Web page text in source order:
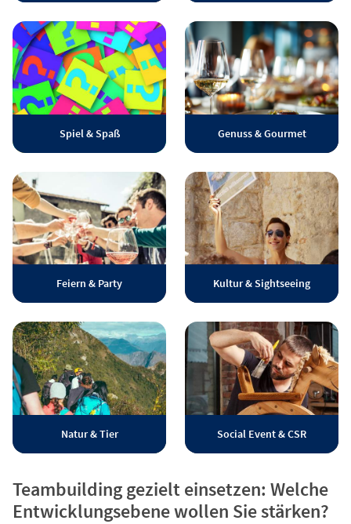
Spiel & Spaß Genuss & Gourmet
Feiern & Party Kultur & Sightseeing
Natur & Tier Social Event & CSR
Teambuilding gezielt einsetzen: Welche
Entwicklungsebene wollen Sie stärken?